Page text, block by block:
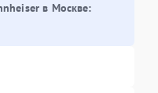
в Москве: